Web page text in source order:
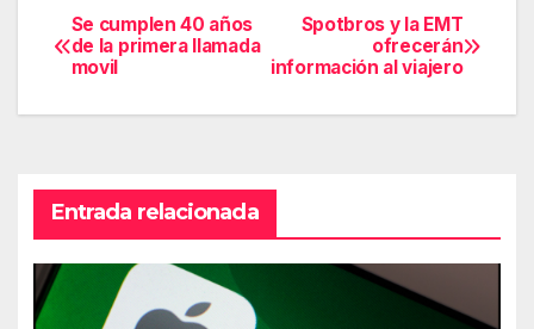
Navegación
de
Spotbros y la EMT
ofrecerán
información al viajero
Se cumplen 40 años
de la primera llamada
movil
Entrada relacionada